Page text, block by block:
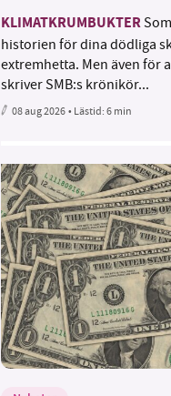
KLIMATKRUMBUKTER
historien för dina dödliga
extremhetta. Men även för
skriver SMB:s krönikör...
08 aug 2026• Lästid:6 min